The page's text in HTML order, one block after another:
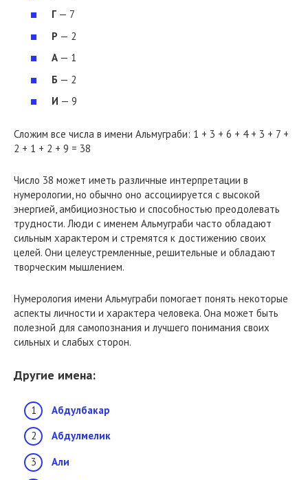
Г — 7
Р — 2
А — 1
Б — 2
И — 9
Сложим все числа в имени Альмуграби: 1 + 3 + 6 + 4 + 3 + 7 +
2 + 1 + 2 + 9 = 38
Число 38 может иметь различные интерпретации в
нумерологии, но обычно оно ассоциируется с высокой
энергией, амбициозностью и способностью преодолевать
трудности. Люди с именем Альмуграби часто обладают
сильным характером и стремятся к достижению своих
целей. Они целеустремленные, решительные и обладают
творческим мышлением.
Нумерология имени Альмуграби помогает понять некоторые
аспекты личности и характера человека. Она может быть
полезной для самопознания и лучшего понимания своих
сильных и слабых сторон.
Другие имена:
Абдулбакар
Абдулмелик
Али